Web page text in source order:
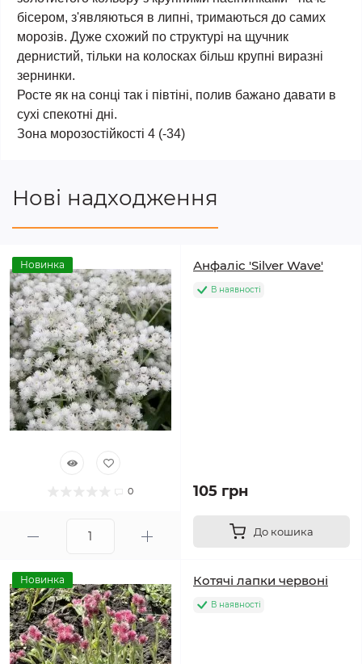
бісером, з'являються в липні, тримаються до самих
морозів. Дуже схожий по структурі на щучник
дернистий, тільки на колосках більш крупні виразні
зернинки.
Росте як на сонці так і півтіні, полив бажано давати в
сухі спекотні дні.
Зона морозостійкості 4 (-34)
Нові надходження
Новинка
0
Анфаліс 'Silver Wave'
В наявності
105 грн
До кошика
Новинка Котячі лапки червоні
В наявності